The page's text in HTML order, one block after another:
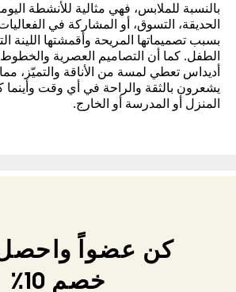
بالنسبة للملابس، فهي مثالية للأنشطة
الحديقة، التسوق، أو المشاركة في
بسبب تصميماتها المريحة وأقمشتها اللينة
الطفل. كما أن التصاميم العصرية والخطوط
أديداس تعطي لمسة من الأناقة والتميّز،
يشعرون بالثقة والراحة في أي وقت وأينما
المنزل أو المدرسة أو الخارج.
كن عضواً
خصم 10٪